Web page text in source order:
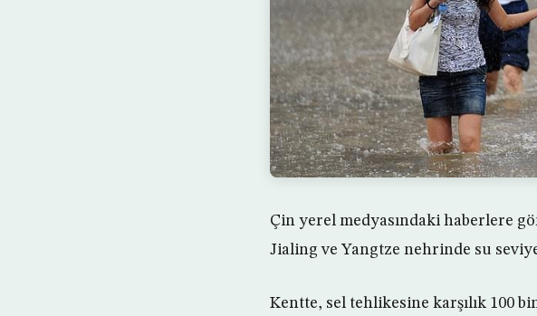
Çin yerel medyasındaki haberlere
Jialing ve Yangtze nehrinde su
Kentte, sel tehlikesine karşılık 100